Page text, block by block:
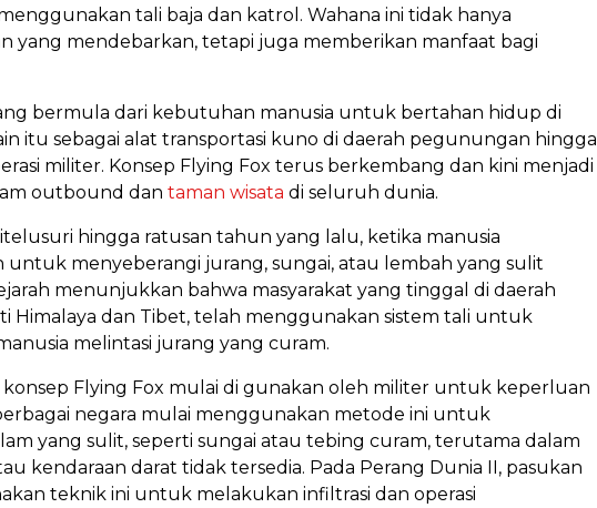
tali baja dan katrol. Wahana ini tidak hanya
yang mendebarkan, tetapi juga memberikan manfaat bagi
bermula dari kebutuhan manusia untuk bertahan hidup di
itu sebagai alat transportasi kuno di daerah pegunungan hingga
militer. Konsep Flying Fox terus berkembang dan kini menjadi
outbound dan taman wisata di seluruh dunia.
hingga ratusan tahun yang lalu, ketika manusia
untuk menyeberangi jurang, sungai, atau lembah yang sulit
menunjukkan bahwa masyarakat yang tinggal di daerah
Himalaya dan Tibet, telah menggunakan sistem tali untuk
melintasi jurang yang curam.
konsep Flying Fox mulai di gunakan oleh militer untuk keperluan
negara mulai menggunakan metode ini untuk
yang sulit, seperti sungai atau tebing curam, terutama dalam
kendaraan darat tidak tersedia. Pada Perang Dunia II, pasukan
teknik ini untuk melakukan infiltrasi dan operasi